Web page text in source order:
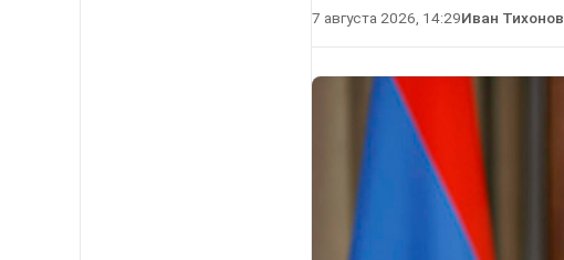
7 августа 2026, 14:29Иван Тихонов